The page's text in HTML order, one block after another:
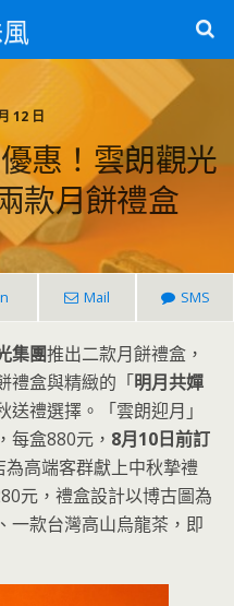
12 日
惠！雲朗觀光
款月餅禮盒
Mail SMS
集團推出二款月餅禮盒，
禮盒與精緻的「明月共嬋
禮選擇。「雲朗迎月」
每盒880元， 8月10日前訂
為高端客群獻上中秋摯禮
元，禮盒設計以博古圖為
一款台灣高山烏龍茶，即